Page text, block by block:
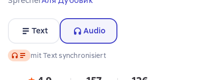
Text Audio
Audio mit Text synchronisiert